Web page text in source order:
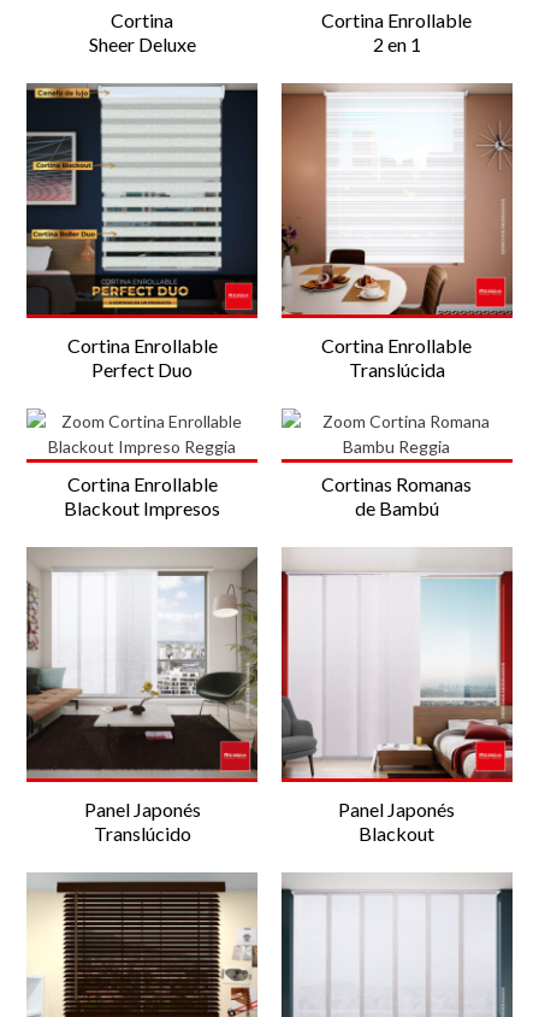
Cortina
Sheer Deluxe
Cortina Enrollable
2 en 1
Cortina Enrollable
Perfect Duo
Cortina Enrollable
Translúcida
Cortina Enrollable
Blackout Impresos
Cortinas Romanas
de Bambú
Panel Japonés
Translúcido
Panel Japonés
Blackout